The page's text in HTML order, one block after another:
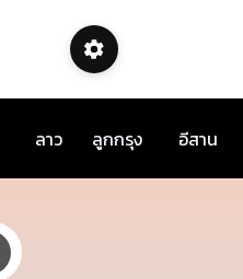
ลาว ลูกกรุง อีสาน